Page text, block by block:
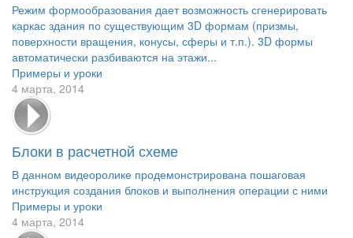
Режим формообразования дает возможность сгенерировать
каркас здания по существующим 3D формам (призмы,
поверхности вращения, конусы, сферы и т.п.). 3D формы
автоматически разбиваются на этажи...
Примеры и уроки
4 марта, 2014
Блоки в расчетной схеме
В данном видеоролике продемонстрирована пошаговая
инструкция создания блоков и выполнения операции с ними
Примеры и уроки
4 марта, 2014